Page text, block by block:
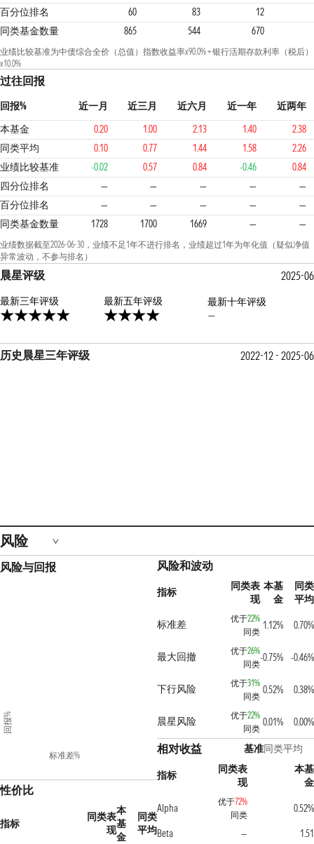
百分位排名 60 83
12
同类基金数量
865 544 670
业绩比较基准为中债综合全价（总值）指数收益率x90.0% + 银行活期存款利率（税后）
x10.0%
过往回报
回报% 近一月 近三月 近六月 近一年
近两年
本基金
0.20 1.00 2.13 1.40
2.38
同类平均
0.10 0.77 1.44 1.58
2.26
业绩比较基准
-0.02 0.57 0.84 -0.46
0.84
四分位排名
— — — —
—
百分位排名
— — — —
—
同类基金数量
1728 1700 1669 — —
业绩数据截至2026-06-30，业绩不足1年不进行排名，业绩超过1年为年化值（疑似净值
异常波动，不参与排名）
晨星评级 2025-06
最新三年评级 最新五年评级
最新十年评级
—
历史晨星三年评级 2022-12 - 2025-06
风险
风险与回报
标准差%
回报%
性价比
指标
同类表
现
本
基
金
同类
平均
风险和波动
指标
同类表
现
本基
金
同类
平均
标准差
优于22%
同类
1.12% 0.70%
最大回撤 优于26%
同类
-0.75% -0.46%
下行风险 优于31%
同类
0.52% 0.38%
晨星风险 优于22%
同类
0.01% 0.00%
相对收益 基准同类平均
指标
同类表
现
本基
金
Alpha
优于72%
同类
0.52%
Beta
—
1.51